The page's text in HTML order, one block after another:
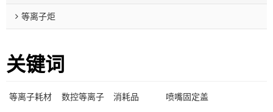
等离子炬
关键词
等离子耗材 数控等离子 消耗品 喷嘴固定盖